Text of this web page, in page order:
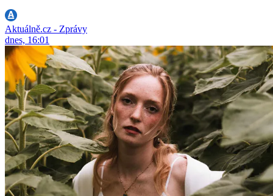
Aktuálně.cz - Zprávy
dnes, 16:01